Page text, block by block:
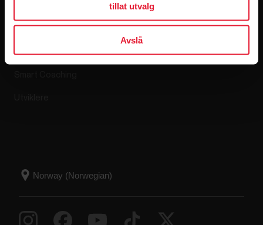
tillat utvalg
Avslå
Polar Flow
Kompatible apper
Retningslinjer for retur